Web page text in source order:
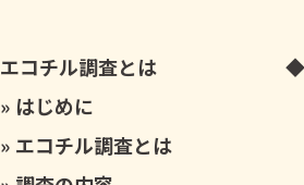
エコチル調査とは
はじめに
エコチル調査とは